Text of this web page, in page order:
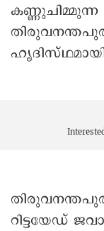
റിട്ടയേഡ്